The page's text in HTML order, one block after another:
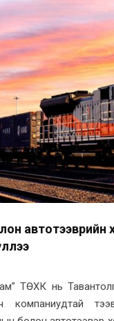
автотээврийн
ТӨХК нь
компаниудтай